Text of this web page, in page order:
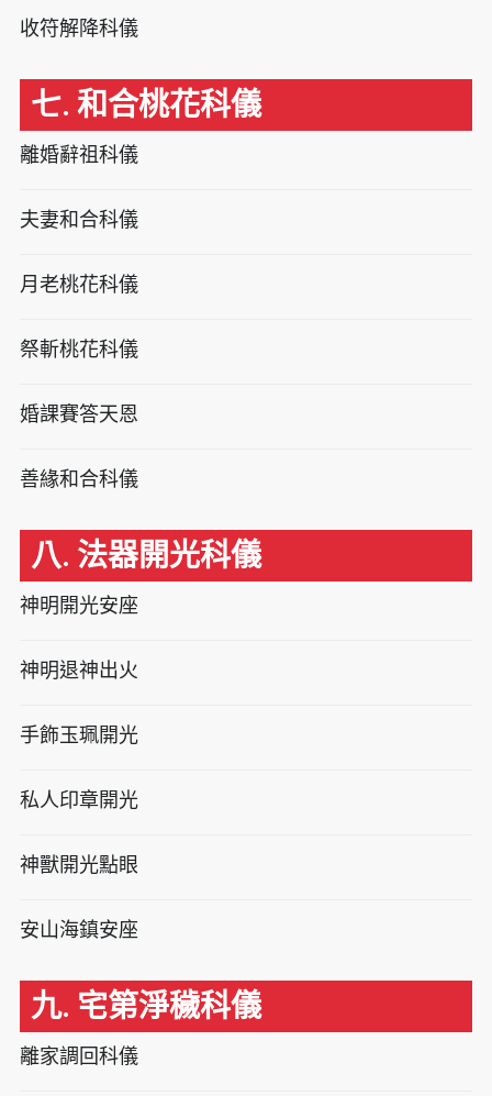
收符解降科儀
七. 和合桃花科儀
離婚辭祖科儀
夫妻和合科儀
月老桃花科儀
祭斬桃花科儀
婚課賽答天恩
善緣和合科儀
八. 法器開光科儀
神明開光安座
神明退神出火
手飾玉珮開光
私人印章開光
神獸開光點眼
安山海鎮安座
九. 宅第淨穢科儀
離家調回科儀